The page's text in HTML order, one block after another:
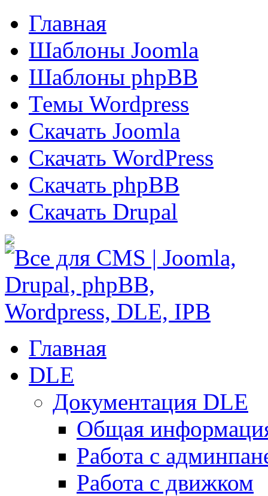
Главная
Шаблоны Joomla
Шаблоны phpBB
Темы Wordpress
Скачать Joomla
Скачать WordPress
Скачать phpBB
Скачать Drupal
Главная
DLE
Документация DLE
Общая
Работа с
Работа с движком